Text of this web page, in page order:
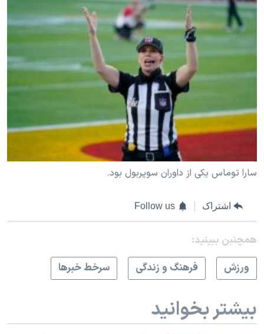
سارا توماس یکی از داوران سوپربول بود.
اشتراک Follow us
همچنبن ببینید:
ورزش
فرهنگ و زندگی سرخط خبرها
بیشتر بخوانید